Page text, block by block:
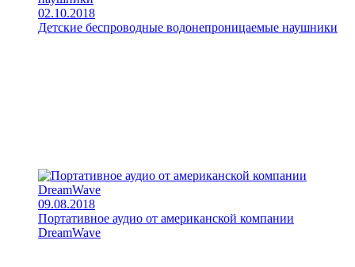
02.10.2018
Детские беспроводные водонепроницаемые наушники
09.08.2018
Портативное аудио от американской компании
DreamWave